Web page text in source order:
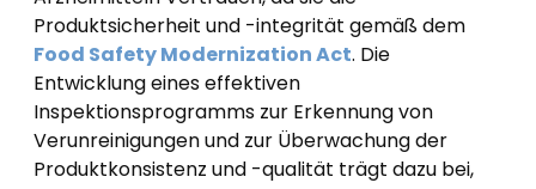
Produktsicherheit und -integrität gemäß dem
Food Safety Modernization Act. Die
Entwicklung eines effektiven
Inspektionsprogramms zur Erkennung von
Verunreinigungen und zur Überwachung der
Produktkonsistenz und -qualität trägt dazu bei,